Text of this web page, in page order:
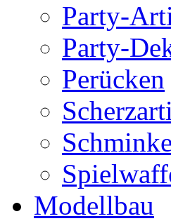
Party-
Party-
Perücken
Modellbau